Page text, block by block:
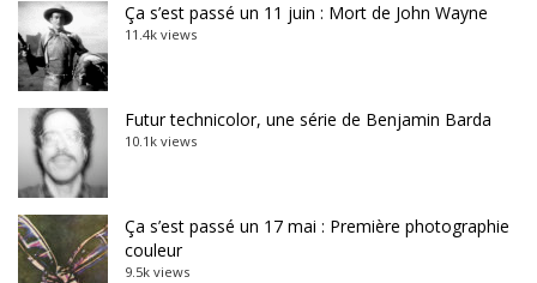
Ça s’est passé un 11 juin : Mort de John Wayne
11.4k views
Futur technicolor, une série de Benjamin Barda
10.1k views
Ça s’est passé un 17 mai : Première photographie
couleur
9.5k views